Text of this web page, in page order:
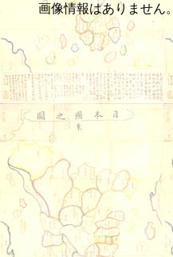
画像情報はありません。